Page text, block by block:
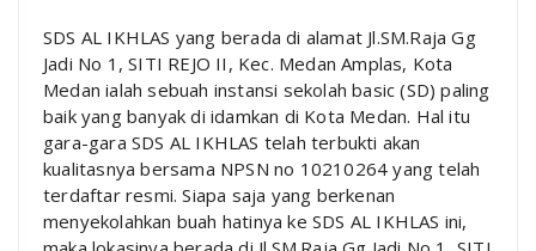
SDS AL IKHLAS yang berada di alamat Jl.SM.Raja Gg
Jadi No 1, SITI REJO II, Kec. Medan Amplas, Kota
Medan ialah sebuah instansi sekolah basic (SD) paling
baik yang banyak di idamkan di Kota Medan. Hal itu
gara-gara SDS AL IKHLAS telah terbukti akan
kualitasnya bersama NPSN no 10210264 yang telah
terdaftar resmi. Siapa saja yang berkenan
menyekolahkan buah hatinya ke SDS AL IKHLAS ini,